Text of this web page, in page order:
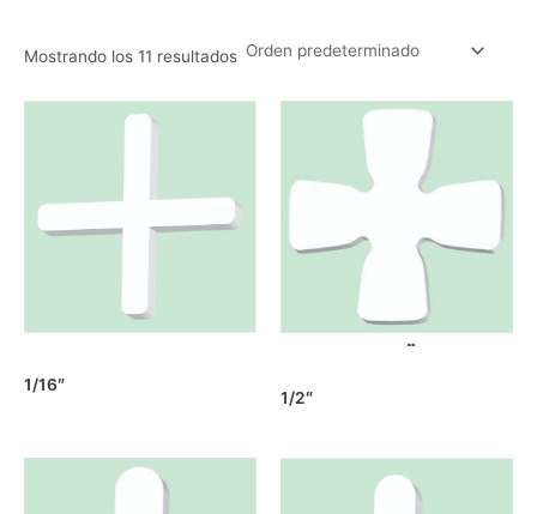
Mostrando los 11 resultados
1/16″
1/2″